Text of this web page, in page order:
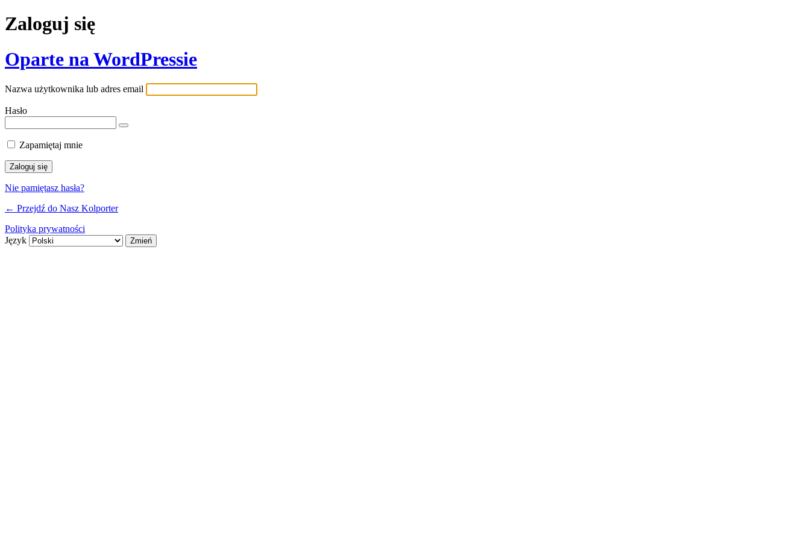
Zaloguj się
Oparte na WordPressie
Nazwa użytkownika lub adres email
Hasło
Zapamiętaj mnie
Nie pamiętasz hasła?
← Przejdź do Nasz Kolporter
Polityka prywatności
Język